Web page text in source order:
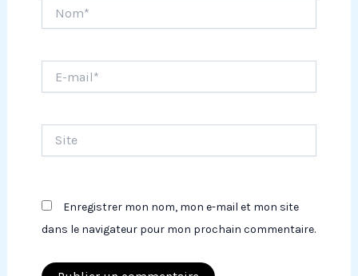
mail*
Enregistrer mon nom, mon e-mail et mon site
dans le navigateur pour mon prochain commentaire.